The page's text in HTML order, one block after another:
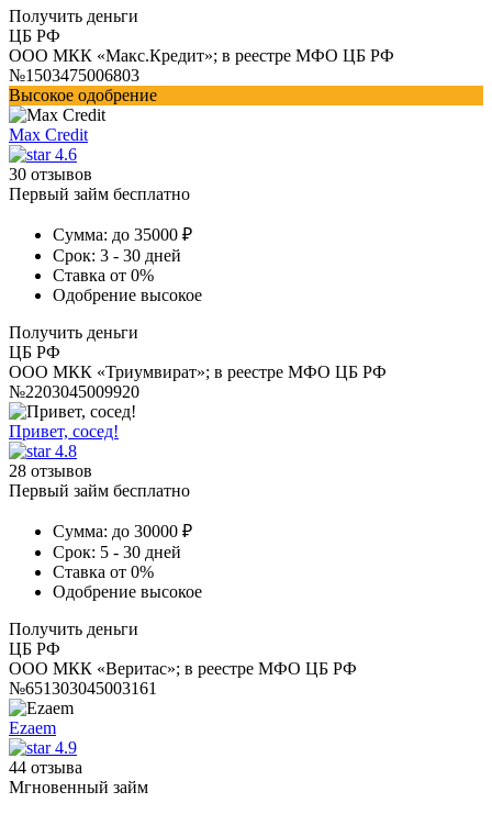
Получить деньги
ЦБ РФ
ООО МКК «Макс.Кредит»; в реестре МФО ЦБ РФ
№1503475006803
Высокое одобрение
Max Credit
4.6
30 отзывов
Первый займ бесплатно
Сумма: до 35000 ₽
Срок: 3 - 30 дней
Ставка от 0%
Одобрение высокое
Получить деньги
ЦБ РФ
ООО МКК «Триумвират»; в реестре МФО ЦБ РФ
№2203045009920
Привет, сосед!
4.8
28 отзывов
Первый займ бесплатно
Сумма: до 30000 ₽
Срок: 5 - 30 дней
Ставка от 0%
Одобрение высокое
Получить деньги
ЦБ РФ
ООО МКК «Веритас»; в реестре МФО ЦБ РФ
№651303045003161
Ezaem
4.9
44 отзыва
Мгновенный займ